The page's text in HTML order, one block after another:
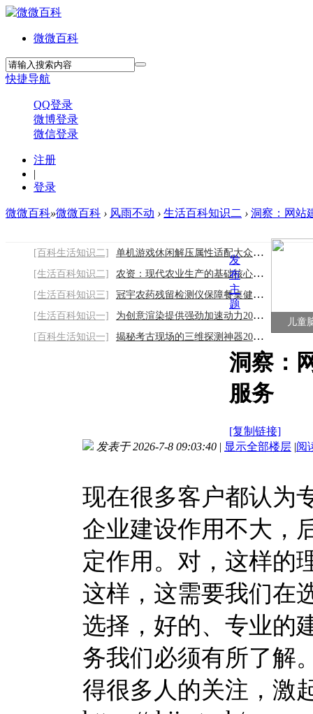
微微百科
快捷导航
QQ登录
微博登录
微信登录
注册
|
登录
微微百科»微微百科 › 风雨不动 › 生活百科知识二 › 洞察：网站
[百科生活知识二]
单机游戏休闲解压属性适配大众日常娱乐
[生活百科知识二]
农资：现代农业生产的基础核心保障
[生活百科知识三]
冠宇农药残留检测仪保障餐桌健康2026/8/9
[生活百科知识一]
为创意渲染提供强劲加速动力2026/8/9
[百科生活知识一]
揭秘考古现场的三维探测神器2026/8/9
儿童
发
布
主
题
洞察：
服务
[复制链接]
发表于 2026-7-8 09:03:40 | 显示全部楼层 |阅
现在很多客户都认为
企业建设作用不大，
定作用。对，这样的
这样，这需要我们在
选择，好的、专业的
务我们必须有所了解
得很多人的关注，激